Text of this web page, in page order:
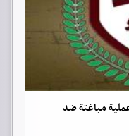
مباغتة ضد